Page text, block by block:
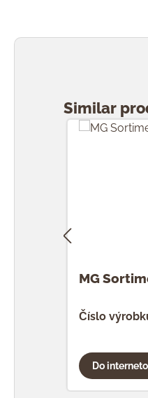
Similar
MG
Číslo
Do